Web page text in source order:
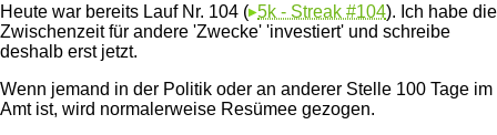
Heute war bereits Lauf Nr. 104 (▶5k - Streak #104). Ich habe die
Zwischenzeit für andere 'Zwecke' 'investiert' und schreibe
deshalb erst jetzt.
Wenn jemand in der Politik oder an anderer Stelle 100 Tage im
Amt ist, wird normalerweise Resümee gezogen.